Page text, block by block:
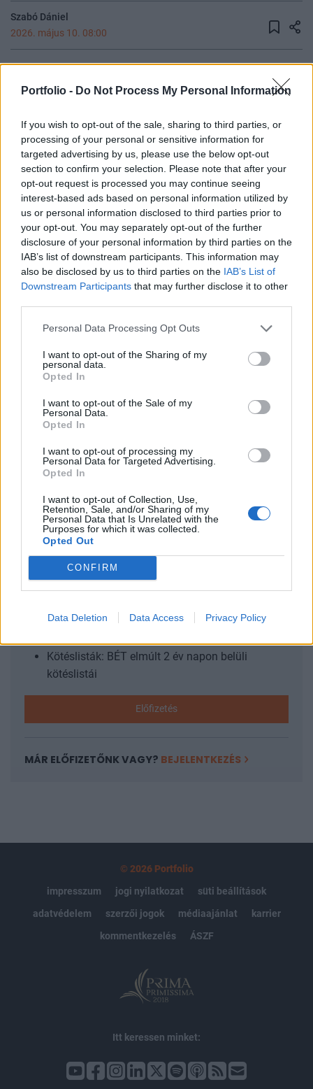
Portfolio - Do Not Process My Personal Information
If you wish to opt-out of the sale, sharing to third parties, or
processing of your personal or sensitive information for
targeted advertising by us, please use the below opt-out
section to confirm your selection. Please note that after your
opt-out request is processed you may continue seeing
interest-based ads based on personal information utilized by
us or personal information disclosed to third parties prior to
your opt-out. You may separately opt-out of the further
disclosure of your personal information by third parties on the
IAB’s list of downstream participants. This information may
also be disclosed by us to third parties on the IAB’s List of
Downstream Participants that may further disclose it to other
Personal Data Processing Opt Outs
I want to opt-out of the Sharing of my
personal data.
Opted In
I want to opt-out of the Sale of my
Personal Data.
Opted In
I want to opt-out of processing my
Personal Data for Targeted Advertising.
Opted In
I want to opt-out of Collection, Use,
Retention, Sale, and/or Sharing of my
Personal Data that Is Unrelated with the
Purposes for which it was collected.
Opted Out
CONFIRM
Data Deletion Data Access Privacy Policy
Szabó Dániel
2026. május 10. 08:00
Bulgária január 1-jén az euróövezet 21. tagjává
vált, és az Európai Bizottság friss értékelése
zajlott, miközben a lakosság bizalma megosztott
maradt: csak 49 százalékuk tartotta jó dolognak
az eurót. Bár a bolgárok kétharmada az árak
emelkedésétől tartott, a tényleges inflációs hatás
mindössze 0,2 százalékpont körül alakult. A
tapasztalat különösen tanulságos Magyarország
számára, ahol az új kormány ígérete szerint 2030-
ig megteremtené az euróbevezetés feltételeit. A
bolgár példa azt mutatja, hogy a siker kulcsa nem
csupán a logisztikai felkészülés, hanem a
társadalmi bizalom megteremtése, a hatékony
árfigyelés és a gyors hatósági fellépés az
Back to Europe 2026Az áprilisi választások után
kiemelt célja az uniós források hazahozatala, illetve
hosszabb távon az euró bevezetése. Milyen utat kell
adhatnak az uniós pénzek a gazdaságnak? Ezzel a
kérdéssel foglalkozik a Portfolio konferenciája, mely
KEDVES OLVASÓNK!
A keresett cikk a portfolio.hu hírarchívumához
tartozik, melynek olvasása előfizetéses
regisztrációhoz kötött.
Az előfizetés a következőket tartalmazza:
Kötéslisták: BÉT elmúlt 2 év napon belüli
kötéslistái
Előfizetés
MÁR ELŐFIZETŐNK VAGY? BEJELENTKEZÉS
© 2026 Portfolio
impresszum
jogi nyilatkozat
süti beállítások
adatvédelem
szerzői jogok médiaajánlat
karrier
kommentkezelés
ÁSZF
Itt keressen minket: